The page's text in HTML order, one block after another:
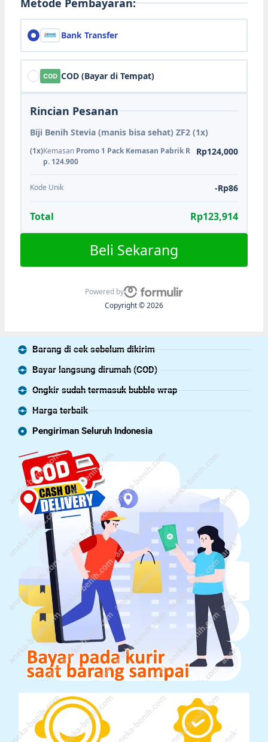
Metode Pembayaran:
Bank Transfer
COD (Bayar di Tempat)
Rincian Pesanan
Biji Benih Stevia (manis bisa sehat) ZF2 (1x)
(1x)Kemasan Promo 1 Pack Kemasan Pabrik R
p. 124.900
Rp124,000
Kode Unik -Rp86
Total Rp123,914
Beli Sekarang
Powered by
Copyright © 2026
Barang di cek sebelum dikirim
Bayar langsung dirumah (COD)
Ongkir sudah termasuk bubble wrap
Harga terbaik
Pengiriman Seluruh Indonesia